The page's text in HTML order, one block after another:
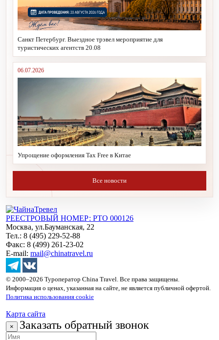
Санкт Петербург. Выездное трэвел мероприятие для
туристических агентств 20.08
06.07.2026
Упрощение оформления Tax Free в Китае
Все новости
РЕЕСТРОВЫЙ НОМЕР: РТО 000126
Москва, ул.Бауманская, 22
Тел.: 8 (495) 229-52-88
Факс: 8 (499) 261-23-02
E-mail: mail@chinatravel.ru
© 2000–2026 Туроператор China Travel. Все права защищены.
Информация о ценах, указанная на сайте, не является публичной офертой.
Политика использования cookie
Карта сайта
× Заказать обратный звонок